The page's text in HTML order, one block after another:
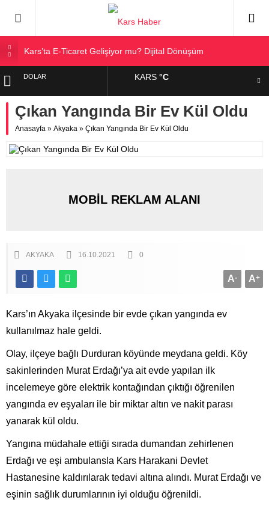
Kars’ta E-Ticaret Gelişiyor mu? Dijital Dönüşüm
Kars Halkı Yeni Parti Hakkında Ne Düşünüyor?
Sarıkamış’a Bağlı Köyler ve Yaygın Soyadları
Haber
DOLAR
EURO
KARS°C
Çıkan Yangında Bir Ev Kül Oldu
Anasayfa » Akyaka » Çıkan Yangında Bir Ev Kül Oldu
MOBİL REKLAM ALANI
AKYAKA 16.10.2021 0
A+
A-
Kars’ın Akyaka ilçesinde bir evde çıkan yangında ev
kullanılmaz hale geldi.
Olay, ilçeye bağlı Durduran köyünde meydana geldi. Köy
sakinlerinden Murat Erdağı’ya ait evde yapılan ilk
incelemeye göre elektrik kontağından çıktığı öğrenilen
yangında ev eşyaları ile bir miktar altın ve nakit parası
yanarak kül oldu.
Yangına müdahale ettiği sırada dumandan zehirlenen
Erdağı ve eşi ambulansla Kars Harakani Devlet
Hastanesine kaldırılarak tedavi altına alındı. Murat Erdağı ve
eşinin sağlık durumlarının iyi olduğu öğrenildi.